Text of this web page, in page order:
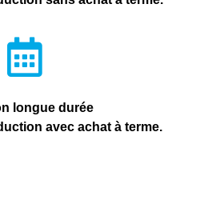
longue durée
avec achat à terme.